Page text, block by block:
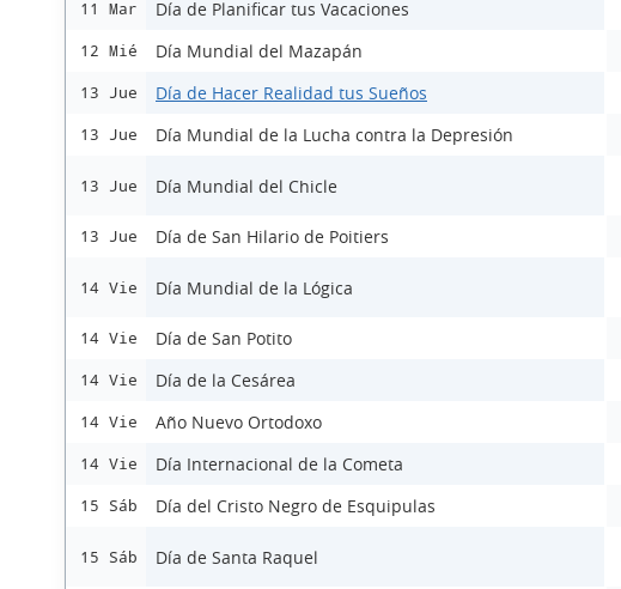
11 Mar Día de Planificar tus Vacaciones
12 Mié Día Mundial del Mazapán
13 Jue Día de Hacer Realidad tus Sueños
13 Jue Día Mundial de la Lucha contra la Depresión
13 Jue Día Mundial del Chicle
13 Jue Día de San Hilario de Poitiers
14 Vie Día Mundial de la Lógica
14 Vie Día de San Potito
14 Vie Día de la Cesárea
14 Vie Año Nuevo Ortodoxo
14 Vie Día Internacional de la Cometa
15 Sáb Día del Cristo Negro de Esquipulas
15 Sáb Día de Santa Raquel